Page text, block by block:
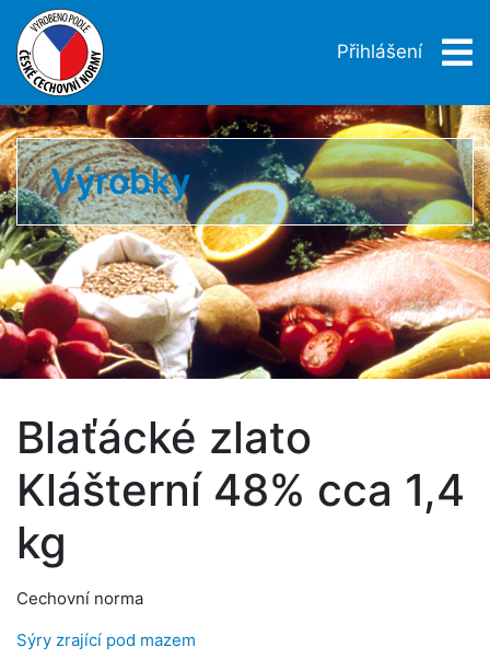
Přihlášení
Výrobky
Blaťácké zlato
Klášterní 48% cca 1,4
kg
Cechovní norma
Sýry zrající pod mazem